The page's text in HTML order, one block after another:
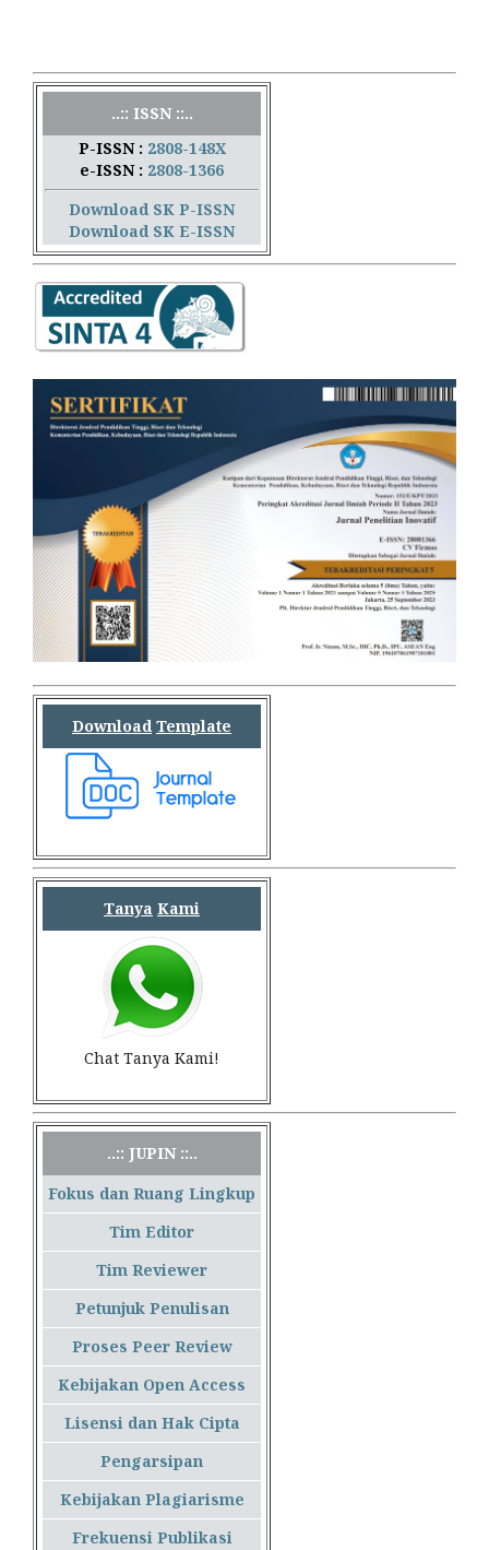
..:: ISSN ::..
P-ISSN : 2808-148X
e-ISSN : 2808-1366
Download SK P-ISSN
Download SK E-ISSN
Download Template
Tanya Kami
Chat Tanya Kami!
..:: JUPIN ::..
Fokus dan Ruang Lingkup
Tim Editor
Tim Reviewer
Petunjuk Penulisan
Proses Peer Review
Kebijakan Open Access
Lisensi dan Hak Cipta
Pengarsipan
Kebijakan Plagiarisme
Frekuensi Publikasi